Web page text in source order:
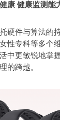
康 健康监测能
硬件与算法的
性专科等多个
中更敏锐地掌
的跨越。